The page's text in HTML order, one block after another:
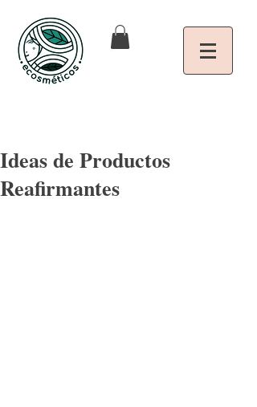
Ideas de Productos
Reafirmantes